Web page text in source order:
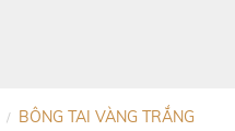
BÔNG TAI VÀNG TRẮNG